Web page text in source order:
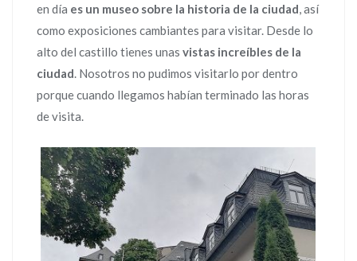
en día es un museo sobre la historia de la ciudad, así
como exposiciones cambiantes para visitar. Desde lo
alto del castillo tienes unas vistas increíbles de la
ciudad. Nosotros no pudimos visitarlo por dentro
porque cuando llegamos habían terminado las horas
de visita.